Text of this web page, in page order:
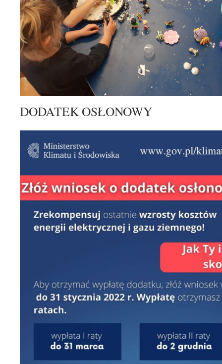
DODATEK OSŁONOWY